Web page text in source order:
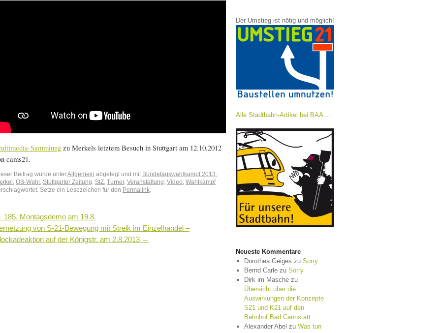
Sammlung zu Merkels letztem Besuch in Stuttgart am 12.10.2012
cams21.
Beitrag wurde unterAllgemein abgelegt und mit Bundetagswahlkampf 2013
OB-Wahl Stuttgarter Zeitung StZ Turner, Veranstaltung Video Wahlkampf
Setze ein Lesezeichen für den Permalink
185. Montagsdemo am 19.8.
von S-21-Bewegung mit Streik im Einzelhandel –
auf der Königstr. am 2.8.2013 →
Der Umstieg ist nötig und möglich!
Alle Stadtbahn-Artikel bei BAA ...
Neueste Kommentare
Dorothea Geiges zu Sorry
Bernd Carlezu Sorry
Dirk im Maschezu
Übersicht über die
Auswirkungen der Konzepte
S21 und K21 auf den
Bahnhof Bad Cannstatt
Alexander Abel zu Was tun